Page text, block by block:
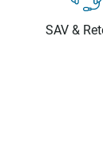
SAV &